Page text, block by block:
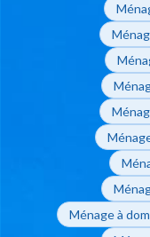
Ménage à